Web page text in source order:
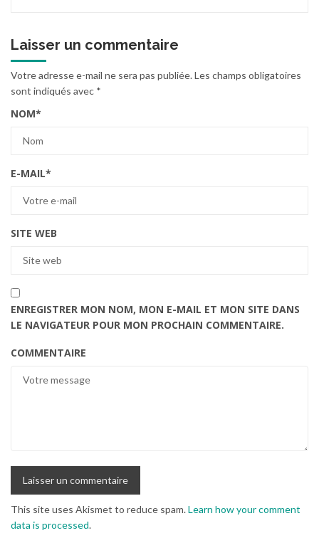
Laisser un commentaire
Votre adresse e-mail ne sera pas publiée.Les champs obligatoires
sont indiqués avec *
NOM*
E-MAIL*
SITE WEB
ENREGISTRER MON NOM, MON E-MAIL ET MON SITE DANS
LE NAVIGATEUR POUR MON PROCHAIN COMMENTAIRE.
COMMENTAIRE
This site uses Akismet to reduce spam.Learn how your comment
data is processed.